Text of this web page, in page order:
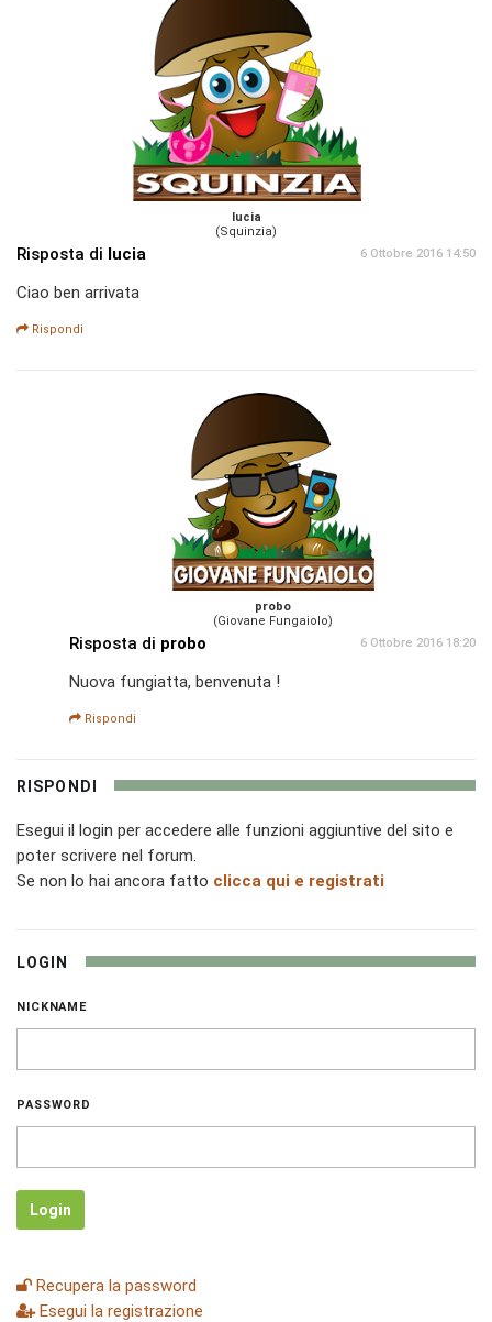
lucia
(Squinzia)
Risposta di lucia 6 Ottobre 2016 14:50
Ciao ben arrivata
Rispondi
probo
(Giovane Fungaiolo)
Risposta di probo 6 Ottobre 2016 18:20
Nuova fungiatta, benvenuta !
Rispondi
RISPONDI
Esegui il login per accedere alle funzioni aggiuntive del sito e
poter scrivere nel forum.
Se non lo hai ancora fatto clicca qui e registrati
LOGIN
NICKNAME
PASSWORD
Login
Recupera la password
Esegui la registrazione